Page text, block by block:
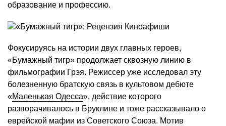
образование и профессию.
Фокусируясь на истории двух главных героев,
«Бумажный тигр» продолжает сквозную линию в
фильмографии Грэя. Режиссер уже исследовал эту
болезненную братскую связь в культовом дебюте
«Маленькая Одесса», действие которого
разворачивалось в Бруклине и тоже рассказывало о
еврейской мафии из Советского Союза. Мотив